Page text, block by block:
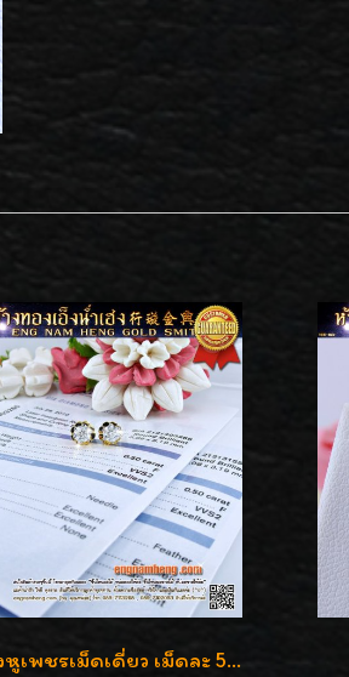
ต่างหูเพชรเม็ดเดี่ยว เม็ดละ 50 สตางค์ คู่ละ 1 กะรัต เพชรเบลเยี่ยมคัท น้ำ 98 F-Color/ VVS2 / 3EX พร้อมใบเซอร์สถาบัน GIA มาตรฐานสากลค่ะ